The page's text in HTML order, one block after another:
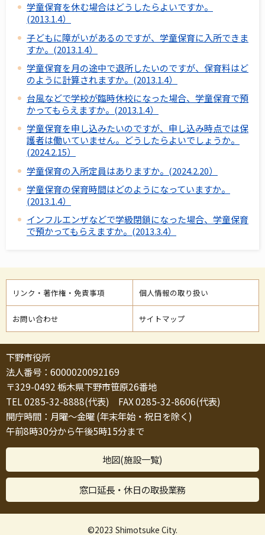
学童保育を休む場合はどうしたらよいですか。
(2013.1.4）
子どもに障がいがあるのですが、学童保育に入所できま
すか。(2013.1.4）
学童保育を月の途中で退所したいのですが、保育料はど
のように計算されますか。(2013.1.4）
台風などで学校が臨時休校になった場合、学童保育で預
かってもらえますか。(2013.1.4）
学童保育を申し込みたいのですが、申し込み時点では保
護者は働いていません。どうしたらよいでしょうか。
(2024.2.15）
学童保育の入所定員はありますか。(2024.2.20）
学童保育の保育時間はどのようになっていますか。
(2013.1.4）
インフルエンザなどで学級閉鎖になった場合、学童保育
で預かってもらえますか。(2013.3.4）
リンク・著作権・免責事項 個人情報の取り扱い
お問い合わせ サイトマップ
下野市役所
法人番号：6000020092169
〒329-0492 栃木県下野市笹原26番地
TEL 0285-32-8888(代表) FAX 0285-32-8606(代表)
開庁時間：月曜～金曜 (年末年始・祝日を除く)
午前8時30分から午後5時15分まで
地図(施設一覧)
窓口延長・休日の取扱業務
©2023 Shimotsuke City.